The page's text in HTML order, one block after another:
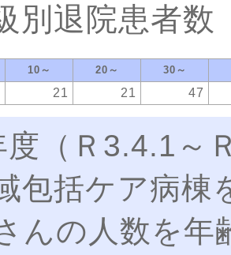
別退院患者数
10～ 20～ 30～
21 21 47
度（Ｒ3.4.1～
包括ケア病棟
んの人数を年